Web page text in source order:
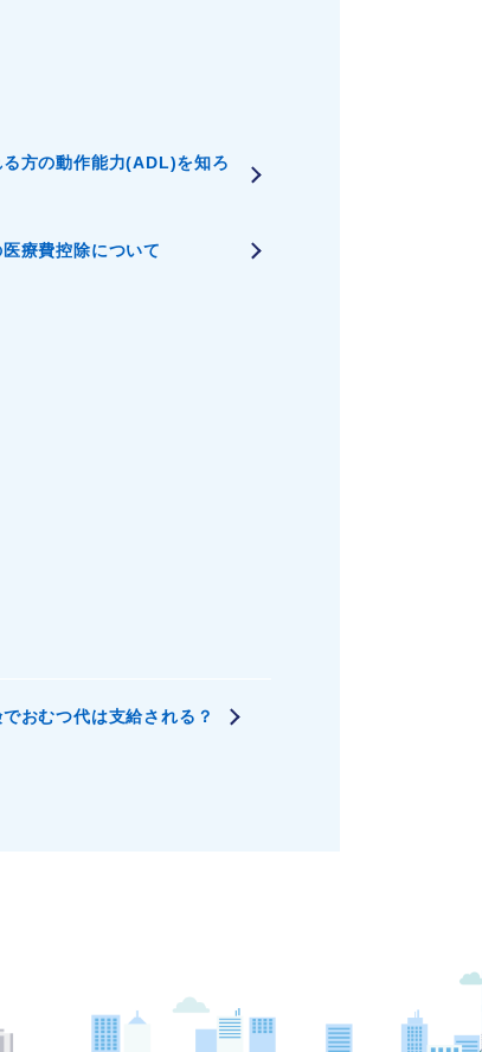
る方の動作能力(ADL)を知ろ
療費控除について
おむつ代は支給される？